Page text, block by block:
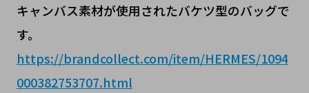
キャンバス素材が使用されたバケツ型のバッグで
す。
https://brandcollect.com/item/HERMES/1094
000382753707.html